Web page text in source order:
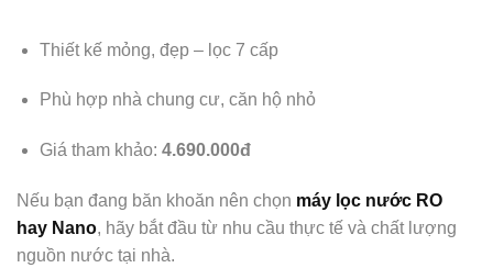
Thiết kế mỏng, đẹp – lọc 7 cấp
Phù hợp nhà chung cư, căn hộ nhỏ
Giá tham khảo: 4.690.000đ
Nếu bạn đang băn khoăn nên chọn máy lọc nước RO
hay Nano, hãy bắt đầu từ nhu cầu thực tế và chất lượng
nguồn nước tại nhà.